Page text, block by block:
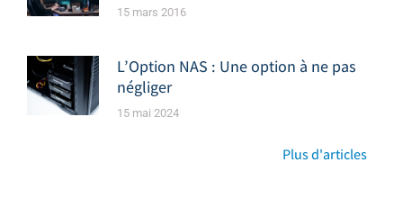
15 mars 2016
L’Option NAS : Une option à ne pas
négliger
15 mai 2024
Plus d'articles